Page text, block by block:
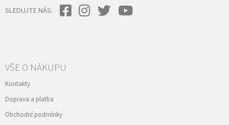
SLEDUJTE NÁS:
VŠE O NÁKUPU
Kontakty
Doprava a platba
Obchodní podmínky